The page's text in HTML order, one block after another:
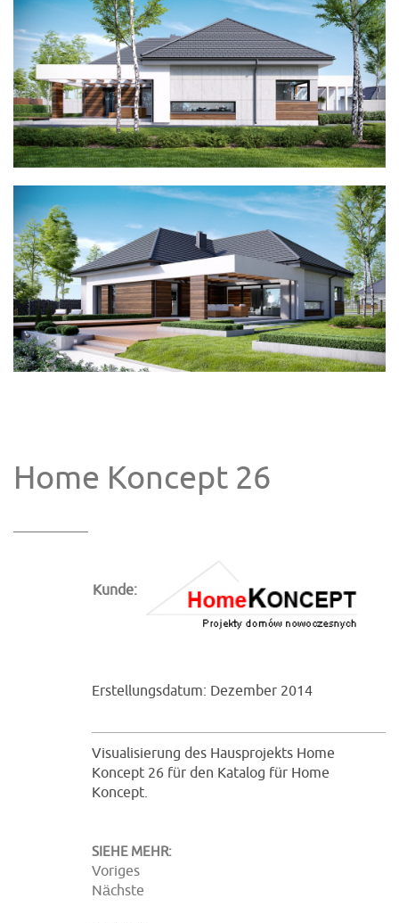
Home Koncept 26
Kunde:
Erstellungsdatum: Dezember 2014
Visualisierung des Hausprojekts Home
Koncept 26 für den Katalog für Home
Koncept.
SIEHE MEHR:
Voriges
Nächste